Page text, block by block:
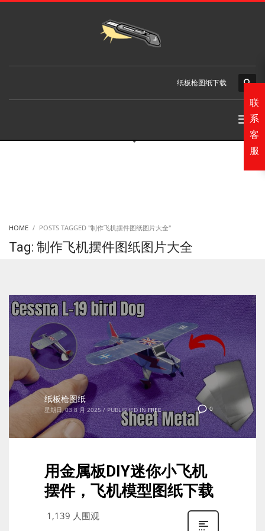
纸板枪图纸下载
HOME POSTS TAGGED "制作飞机摆件图纸图片大全"
Tag: 制作飞机摆件图纸图片大全
0
纸板枪图纸
星期日, 03 8 月 2025 / PUBLISHED IN FREE
用金属板DIY迷你小飞机
摆件，飞机模型图纸下载
1,139 人围观
联
系
客
服